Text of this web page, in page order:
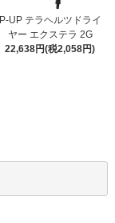
P-UP テラヘルツドライ
ヤー エクステラ 2G
22,638円(税2,058円)